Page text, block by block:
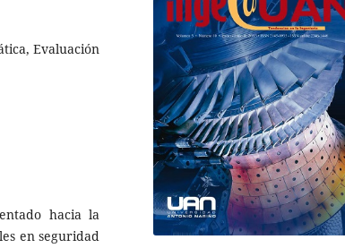
Evaluación
hacia la
en seguridad